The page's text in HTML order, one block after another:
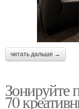
читать дальше →
Зонируйте
70